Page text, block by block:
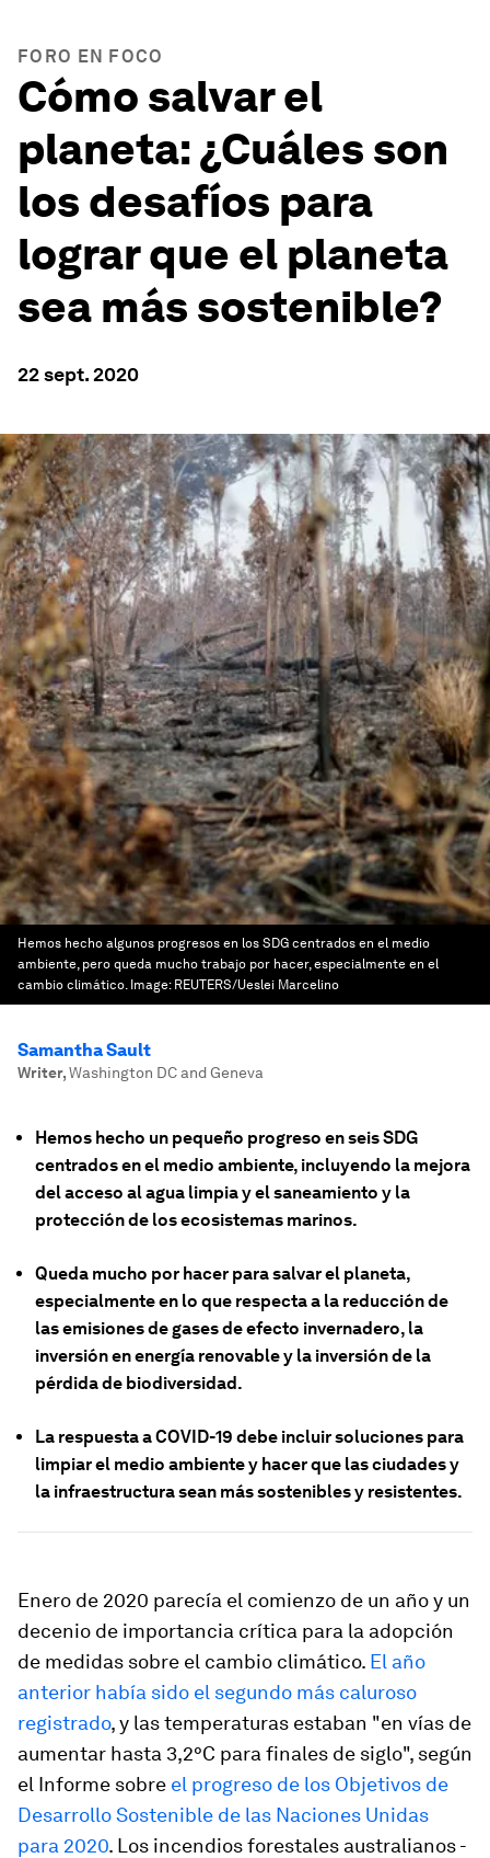
FORO EN FOCO
Cómo salvar el
planeta: ¿Cuáles son
los desafíos para
lograr que el planeta
sea más sostenible?
22 sept. 2020
Hemos hecho algunos progresos en los SDG centrados en el medio
ambiente, pero queda mucho trabajo por hacer, especialmente en el
cambio climático. Image: REUTERS/Ueslei Marcelino
Samantha Sault
Writer,Washington DC and Geneva
Hemos hecho un pequeño progreso en seis SDG
centrados en el medio ambiente, incluyendo la mejora
del acceso al agua limpia y el saneamiento y la
protección de los ecosistemas marinos.
Queda mucho por hacer para salvar el planeta,
especialmente en lo que respecta a la reducción de
las emisiones de gases de efecto invernadero, la
inversión en energía renovable y la inversión de la
pérdida de biodiversidad.
La respuesta a COVID-19 debe incluir soluciones para
limpiar el medio ambiente y hacer que las ciudades y
la infraestructura sean más sostenibles y resistentes.
Enero de 2020 parecía el comienzo de un año y un
decenio de importancia crítica para la adopción
de medidas sobre el cambio climático. El año
anterior había sido el segundo más caluroso
registrado, y las temperaturas estaban "en vías de
aumentar hasta 3,2°C para finales de siglo", según
el Informe sobre el progreso de los Objetivos de
Desarrollo Sostenible de las Naciones Unidas
para 2020. Los incendios forestales australianos -